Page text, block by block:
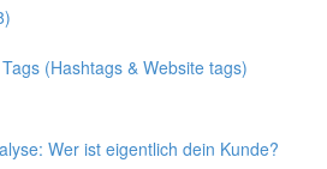
(Hashtags & Website tags)
Wer ist eigentlich dein Kunde?